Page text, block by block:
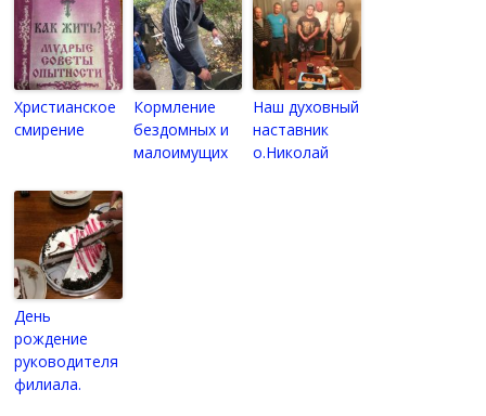
Христианское
смирение
Кормление
бездомных и
малоимущих
Наш духовный
наставник
о.Николай
День
рождение
руководителя
филиала.